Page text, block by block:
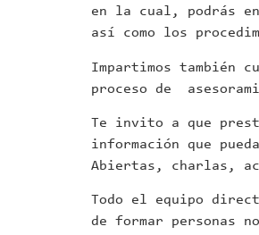
en la cual, podrás
así como los
Impartimos también
proceso de
Te invito a que
información que
Abiertas, charlas,
Todo el equipo
de formar personas